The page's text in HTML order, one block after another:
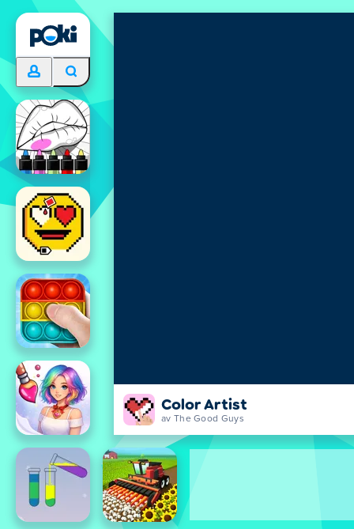
Color Artist
av The Good Guys